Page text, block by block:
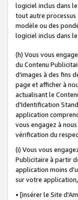
logiciel inclus dans
tout autre
modèle ou des
logiciel inclus dans
(h) Vous vous
du Contenu
d'images à des fins
page et afficher à
actualisant le
d'Identification
application
vous engagez à
vérification du
(i) Vous vous
Publicitaire à partir
application moins
sur votre
• [insérer le Site